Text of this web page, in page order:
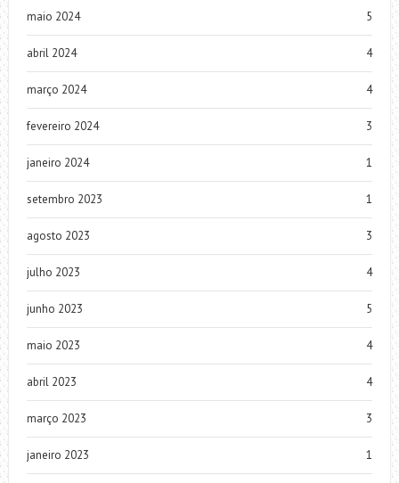
maio 2024 5
abril 2024 4
março 2024 4
fevereiro 2024 3
janeiro 2024 1
setembro 2023 1
agosto 2023 3
julho 2023 4
junho 2023 5
maio 2023 4
abril 2023 4
março 2023 3
janeiro 2023 1